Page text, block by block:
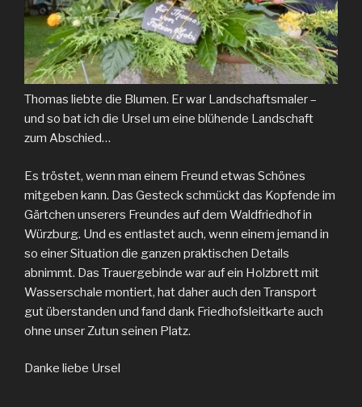
Thomas liebte die Blumen. Er war Landschaftsmaler –
und so bat ich die Ursel um eine blühende Landschaft
zum Abschied…
Es tröstet, wenn man einem Freund etwas Schönes
mitgeben kann. Das Gesteck schmückt das Kopfende im
Gärtchen unserers Freundes auf dem Waldfriedhof in
Würzburg. Und es entlastet auch, wenn einem jemand in
so einer Situation die ganzen praktischen Details
abnimmt. Das Trauergebinde war auf ein Holzbrett mit
Wasserschale montiert, hat daher auch den Transport
gut überstanden und fand dank Friedhofsleitkarte auch
ohne unser Zutun seinen Platz.
Danke liebe Ursel